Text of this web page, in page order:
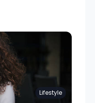
Lifestyle